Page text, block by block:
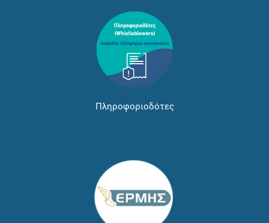
Πληροφοριοδότες